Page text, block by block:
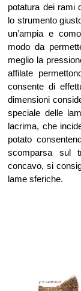
potatura dei rami
lo strumento
un’ampia e
modo da
meglio la
affilate
consente di
dimensioni
speciale delle
lacrima, che
potato
scomparsa sul
concavo, si
lame sferiche.